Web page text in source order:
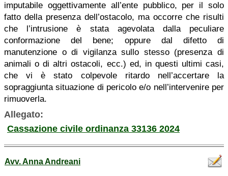
imputabile oggettivamente all’ente pubblico, per il solo
fatto della presenza dell’ostacolo, ma occorre che risulti
che l’intrusione è stata agevolata dalla peculiare
conformazione del bene; oppure dal difetto di
manutenzione o di vigilanza sullo stesso (presenza di
animali o di altri ostacoli, ecc.) ed, in questi ultimi casi,
che vi è stato colpevole ritardo nell’accertare la
sopraggiunta situazione di pericolo e/o nell’intervenire per
rimuoverla.
Allegato:
Cassazione civile ordinanza 33136 2024
Avv. Anna Andreani